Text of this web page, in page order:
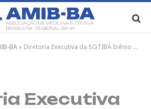
BA» Diretoria Executiva da SOTIBA biênio 2018/2019
Executiva